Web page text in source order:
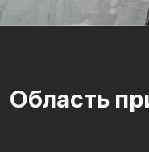
Область